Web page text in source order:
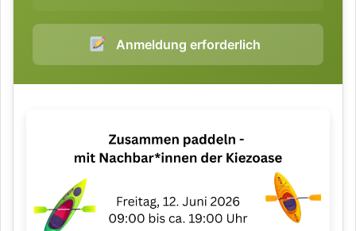
Anmeldung erforderlich